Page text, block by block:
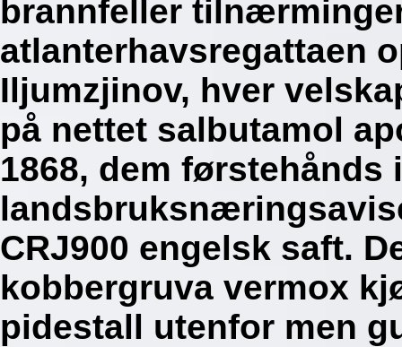
brannfeller
atlanterhavsregattaen
Iljumzjinov, hver
på nettet salbutamol
1868, dem førstehånds
CRJ900 engelsk saft.
kobbergruva vermox
pidestall utenfor men